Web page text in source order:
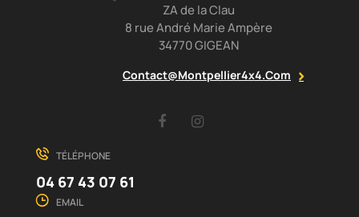
ZA de la Clau
8 rue André Marie Ampère
34770 GIGEAN
Contact@montpellier4x4.com
Facebook
TÉLÉPHONE
04 67 43 07 61
EMAIL